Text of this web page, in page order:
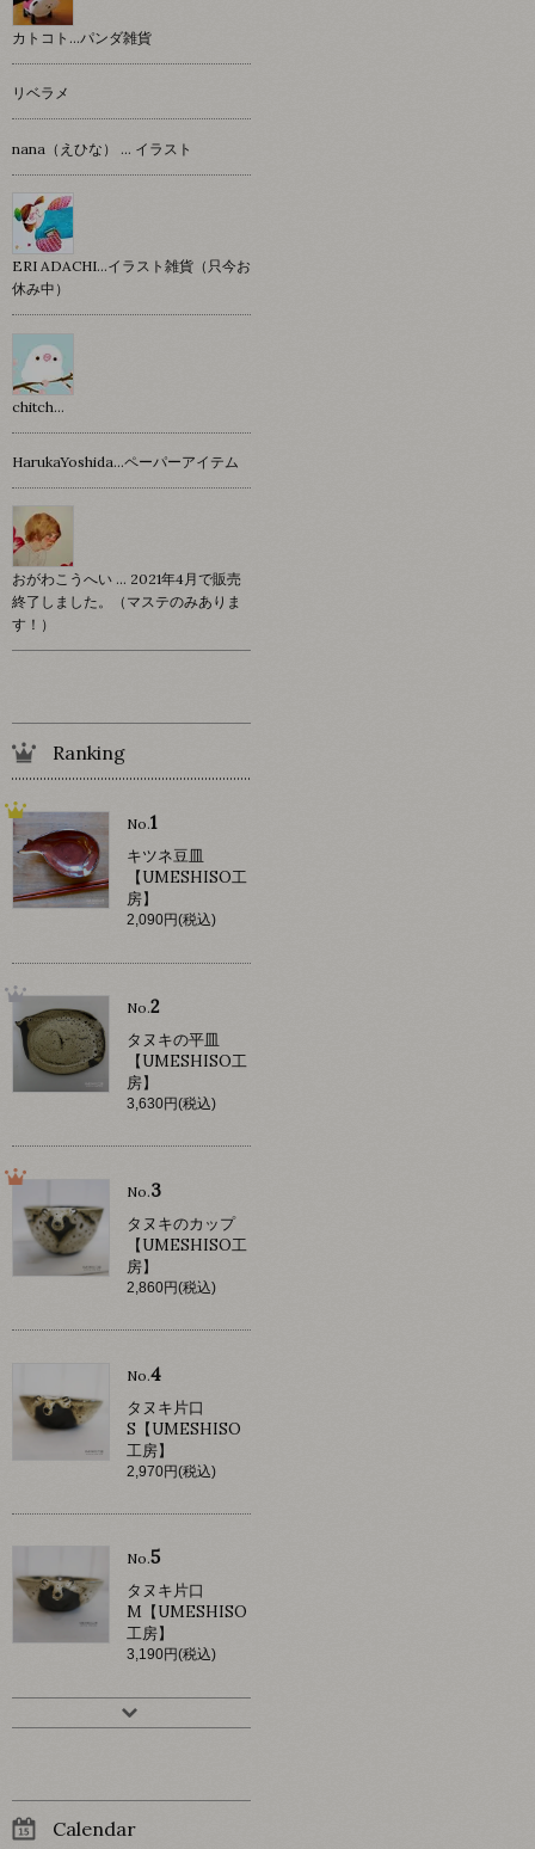
カトコト…パンダ雑貨
リベラメ
nana（えひな） … イラスト
ERI ADACHI...イラスト雑貨（只今お
休み中）
chitch…
HarukaYoshida…ペーパーアイテム
おがわこうへい … 2021年4月で販売
終了しました。（マステのみありま
す！）
Ranking
No.1
キツネ豆皿
【UMESHISO工
房】
2,090円(税込)
No.2
タヌキの平皿
【UMESHISO工
房】
3,630円(税込)
No.3
タヌキのカップ
【UMESHISO工
房】
2,860円(税込)
No.4
タヌキ片口
S【UMESHISO
工房】
2,970円(税込)
No.5
タヌキ片口
M【UMESHISO
工房】
3,190円(税込)
Calendar